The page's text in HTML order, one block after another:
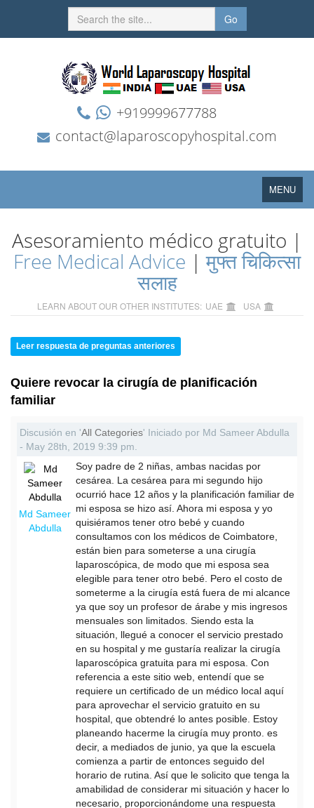
Go
+919999677788
contact@laparoscopyhospital.com
Toggle
navigation
MENU
Asesoramiento médico gratuito |
Free Medical Advice |मुफ्त चिकित्सा
सलाह
LEARN ABOUT OUR OTHER INSTITUTES: UAE USA
Leer respuesta de preguntas anteriores
Quiere revocar la cirugía de planificación
familiar
Discusión en 'All Categories' Iniciado por Md Sameer Abdulla
- May 28th, 2019 9:39 pm.
Md Sameer
Abdulla
Soy padre de 2 niñas, ambas nacidas por
cesárea. La cesárea para mi segundo hijo
ocurrió hace 12 años y la planificación familiar de
mi esposa se hizo así. Ahora mi esposa y yo
quisiéramos tener otro bebé y cuando
consultamos con los médicos de Coimbatore,
están bien para someterse a una cirugía
laparoscópica, de modo que mi esposa sea
elegible para tener otro bebé. Pero el costo de
someterme a la cirugía está fuera de mi alcance
ya que soy un profesor de árabe y mis ingresos
mensuales son limitados. Siendo esta la
situación, llegué a conocer el servicio prestado
en su hospital y me gustaría realizar la cirugía
laparoscópica gratuita para mi esposa. Con
referencia a este sitio web, entendí que se
requiere un certificado de un médico local aquí
para aprovechar el servicio gratuito en su
hospital, que obtendré lo antes posible. Estoy
planeando hacerme la cirugía muy pronto. es
decir, a mediados de junio, ya que la escuela
comienza a partir de entonces seguido del
horario de rutina. Así que le solicito que tenga la
amabilidad de considerar mi situación y hacer lo
necesario, proporcionándome una respuesta